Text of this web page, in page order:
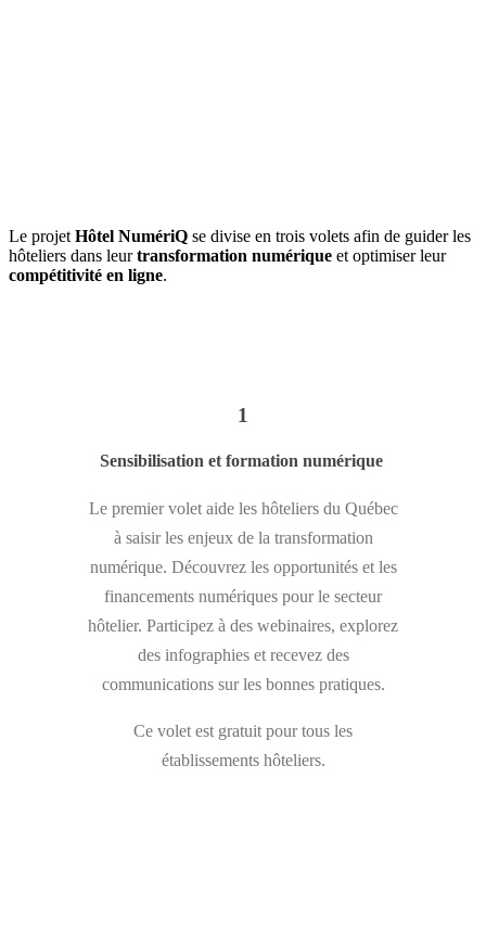
Le projet Hôtel NumériQ se divise en trois volets afin de guider les
hôteliers dans leurtransformation numérique et optimiser leur
compétitivité en ligne.
1
Sensibilisation et formation numérique
Le premier volet aide les hôteliers du Québec
à saisir les enjeux de la transformation
numérique. Découvrez les opportunités et les
financements numériques pour le secteur
hôtelier. Participez à des webinaires, explorez
des infographies et recevez des
communications sur les bonnes pratiques.
Ce volet est gratuit pour tous les
établissements hôteliers.